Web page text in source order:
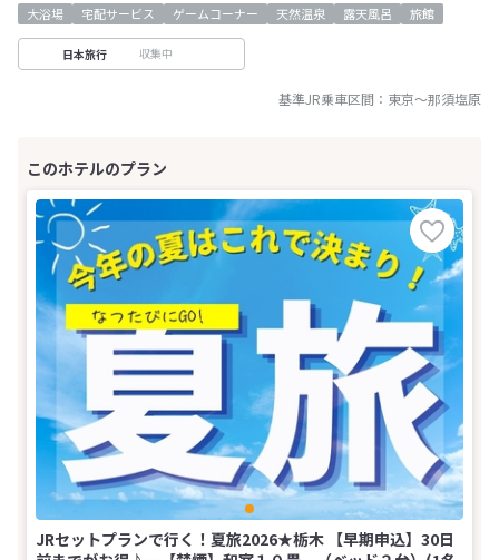
大浴場 宅配サービス ゲームコーナー 天然温泉 露天風呂 旅館
日本旅行 収集中
基準JR乗車区間： 東京～那須塩原
JRセットプランで行く！夏旅2026★栃木 【早期申込】30日